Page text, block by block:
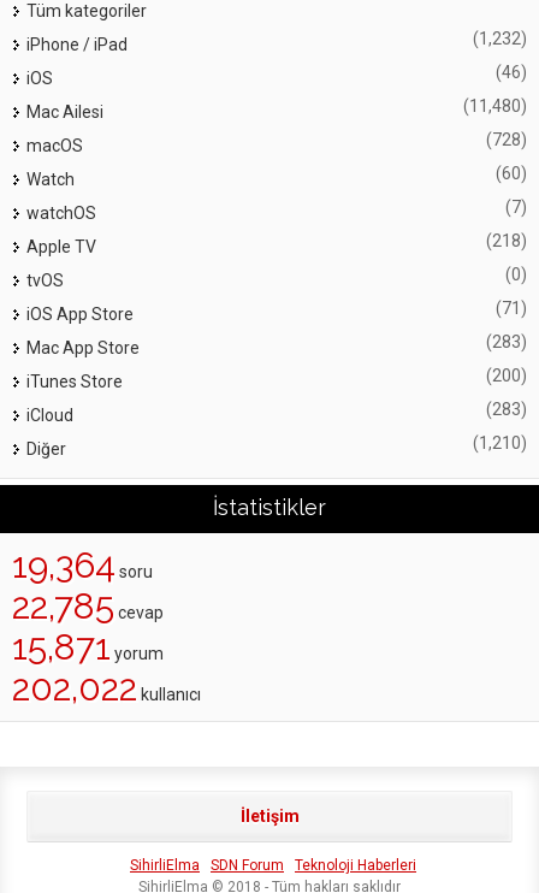
Tüm kategoriler
iPhone / iPad
(1,232)
iOS (46)
Mac Ailesi (11,480)
macOS (728)
Watch (60)
watchOS (7)
Apple TV (218)
tvOS (0)
iOS App Store (71)
Mac App Store (283)
iTunes Store (200)
iCloud (283)
Diğer (1,210)
İstatistikler
19,364 soru
22,785 cevap
15,871 yorum
202,022 kullanıcı
İletişim
SihirliElma SDN Forum
Teknoloji Haberleri
SihirliElma © 2018 - Tüm hakları saklıdır